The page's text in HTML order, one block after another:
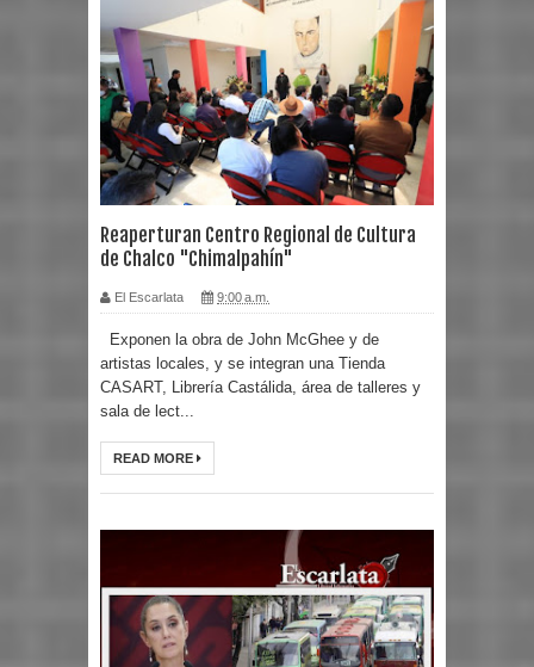
Reaperturan Centro Regional de Cultura
de Chalco "Chimalpahín"
El Escarlata 9:00 a.m.
Exponen la obra de John McGhee y de
artistas locales, y se integran una Tienda
CASART, Librería Castálida, área de talleres y
sala de lect...
READ MORE